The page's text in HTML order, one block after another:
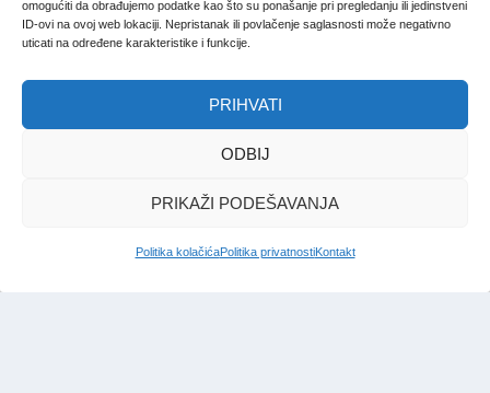
omogućiti da obrađujemo podatke kao što su ponašanje pri pregledanju ili jedinstveni
ID-ovi na ovoj web lokaciji. Nepristanak ili povlačenje saglasnosti može negativno
uticati na određene karakteristike i funkcije.
PRIHVATI
ODBIJ
PRIKAŽI PODEŠAVANJA
Politika kolačićaPolitika privatnostiKontakt